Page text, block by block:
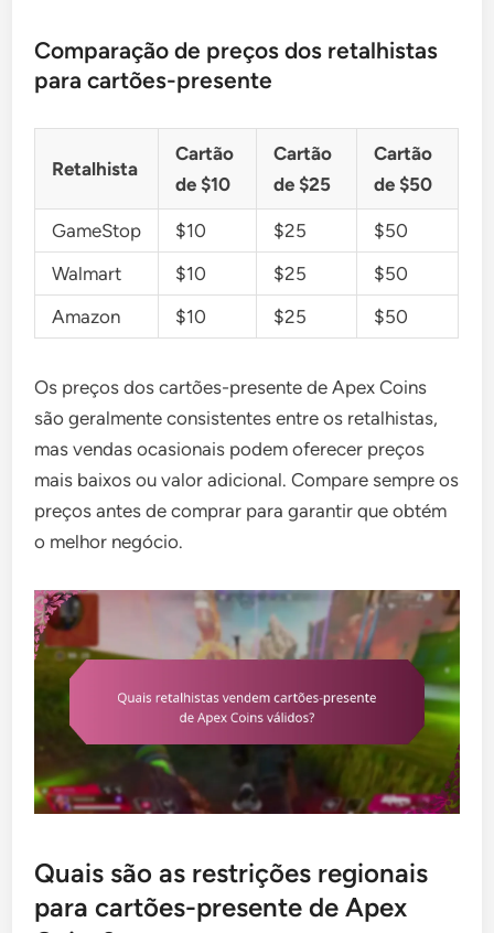
Comparação de preços dos retalhistas
para cartões-presente
Retalhista
Cartão
de $10
Cartão
de $25
Cartão
de $50
GameStop $10 $25
$50
Walmart
$10 $25
$50
Amazon
$10 $25 $50
Os preços dos cartões-presente de Apex Coins
são geralmente consistentes entre os retalhistas,
mas vendas ocasionais podem oferecer preços
mais baixos ou valor adicional. Compare sempre os
preços antes de comprar para garantir que obtém
o melhor negócio.
Quais são as restrições regionais
para cartões-presente de Apex